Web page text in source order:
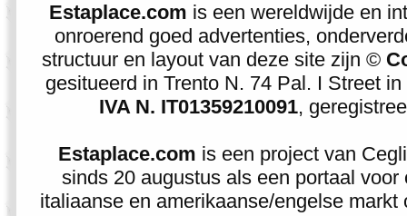
Estaplace.com is een wereldwijde en
onroerend goed advertenties,
structuur en layout van deze site zijn ©
gesitueerd in Trento N. 74 Pal. I Street
IVA N. IT01359210091,
Estaplace.com is een project van
sinds 20 augustus als een portaal
italiaanse en amerikaanse/engelse